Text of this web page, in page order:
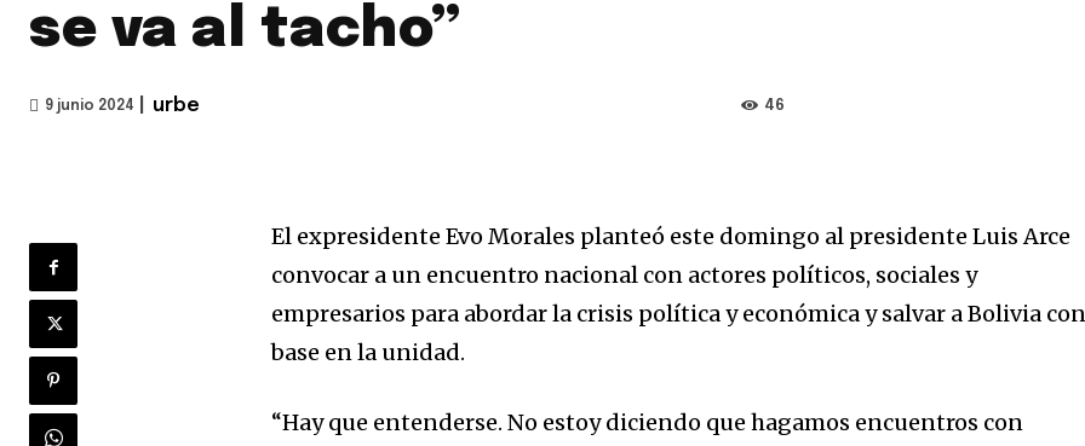
se va al tacho”
9 junio 2024 urbe 46
El expresidente Evo Morales planteó este domingo al presidente Luis Arce
convocar a un encuentro nacional con actores políticos, sociales y
empresarios para abordar la crisis política y económica y salvar a Bolivia con
base en la unidad.
“Hay que entenderse. No estoy diciendo que hagamos encuentros con